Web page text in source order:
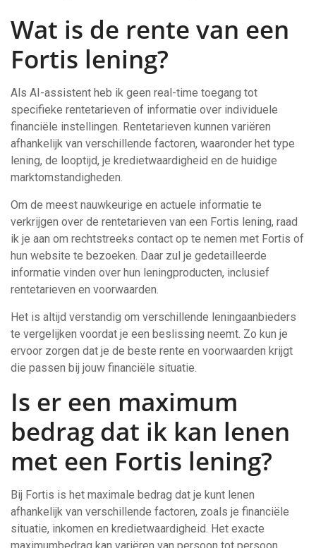
Wat is de rente van een
Fortis lening?
Als AI-assistent heb ik geen real-time toegang tot
specifieke rentetarieven of informatie over individuele
financiële instellingen. Rentetarieven kunnen variëren
afhankelijk van verschillende factoren, waaronder het type
lening, de looptijd, je kredietwaardigheid en de huidige
marktomstandigheden.
Om de meest nauwkeurige en actuele informatie te
verkrijgen over de rentetarieven van een Fortis lening, raad
ik je aan om rechtstreeks contact op te nemen met Fortis of
hun website te bezoeken. Daar zul je gedetailleerde
informatie vinden over hun leningproducten, inclusief
rentetarieven en voorwaarden.
Het is altijd verstandig om verschillende leningaanbieders
te vergelijken voordat je een beslissing neemt. Zo kun je
ervoor zorgen dat je de beste rente en voorwaarden krijgt
die passen bij jouw financiële situatie.
Is er een maximum
bedrag dat ik kan lenen
met een Fortis lening?
Bij Fortis is het maximale bedrag dat je kunt lenen
afhankelijk van verschillende factoren, zoals je financiële
situatie, inkomen en kredietwaardigheid. Het exacte